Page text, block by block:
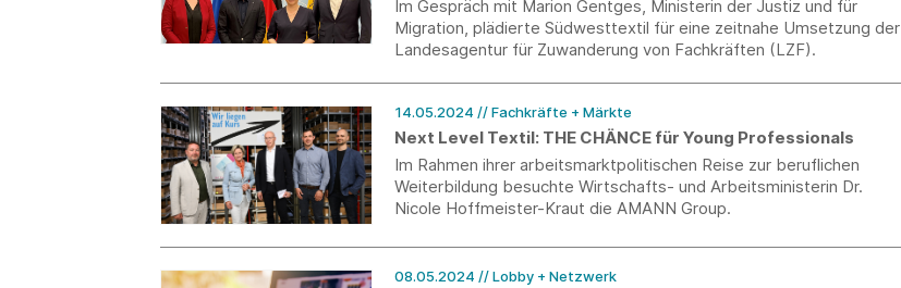
Im Gespräch mit Marion Gentges, Ministerin der Justiz und für
Migration, plädierte Südwesttextil für eine zeitnahe Umsetzung der
Landesagentur für Zuwanderung von Fachkräften (LZF).
14.05.2024 // Fachkräfte + Märkte
Next Level Textil: THE CHÄNCE für Young Professionals
Im Rahmen ihrer arbeitsmarktpolitischen Reise zur beruflichen
Weiterbildung besuchte Wirtschafts- und Arbeitsministerin Dr.
Nicole Hoffmeister-Kraut die AMANN Group.
08.05.2024 // Lobby + Netzwerk